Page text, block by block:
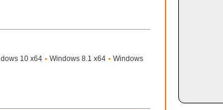
10 x64 • Windows 8.1 x64 • Windows